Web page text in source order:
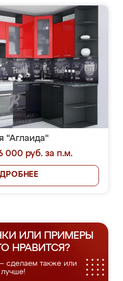
"Аглаида"
000 руб. за п.м.
ИЛИ ПРИМЕРЫ
НРАВИТСЯ?
сделаем также или
лучше!